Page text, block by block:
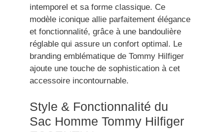
intemporel et sa forme classique. Ce
modèle iconique allie parfaitement élégance
et fonctionnalité, grâce à une bandoulière
réglable qui assure un confort optimal. Le
branding emblématique de Tommy Hilfiger
ajoute une touche de sophistication à cet
accessoire incontournable.
Style & Fonctionnalité du
Sac Homme Tommy Hilfiger